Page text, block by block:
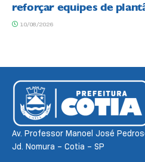
reforçar equipes de
10/08/2026
Av. Professor Manoel José
Jd. Nomura – Cotia – SP